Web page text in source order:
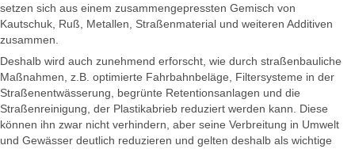
setzen sich aus einem zusammengepressten Gemisch von
Kautschuk, Ruß, Metallen, Straßenmaterial und weiteren Additiven
zusammen.
Deshalb wird auch zunehmend erforscht, wie durch straßenbauliche
Maßnahmen, z.B. optimierte Fahrbahnbeläge, Filtersysteme in der
Straßenentwässerung, begrünte Retentionsanlagen und die
Straßenreinigung, der Plastikabrieb reduziert werden kann. Diese
können ihn zwar nicht verhindern, aber seine Verbreitung in Umwelt
und Gewässer deutlich reduzieren und gelten deshalb als wichtige